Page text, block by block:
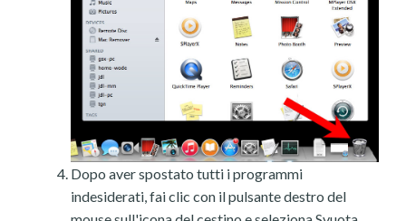
Dopo aver spostato tutti i programmi
indesiderati, fai clic con il pulsante destro del